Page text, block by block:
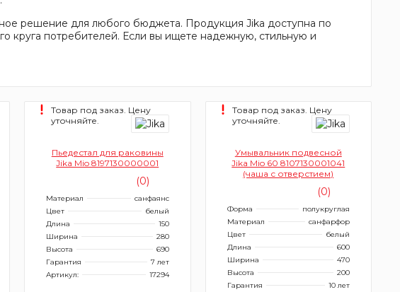
решение для любого бюджета. Продукция Jika доступна по
круга потребителей. Если вы ищете надежную, стильную и
Товар под заказ. Цену
уточняйте.
Пьедестал для раковины
Jika Mio 8197130000001
(0)
Материал
санфаянс
Цвет
белый
Длина
150
Ширина
280
Высота
690
Гарантия
7 лет
Артикул:
17294
Товар под заказ. Цену
уточняйте.
Умывальник подвесной
Jika Mio 60 8107130001041
(чаша с отверстием)
(0)
Форма
полукруглая
Материал
санфарфор
Цвет
белый
Длина
600
Ширина
470
Высота
200
Гарантия
10 лет